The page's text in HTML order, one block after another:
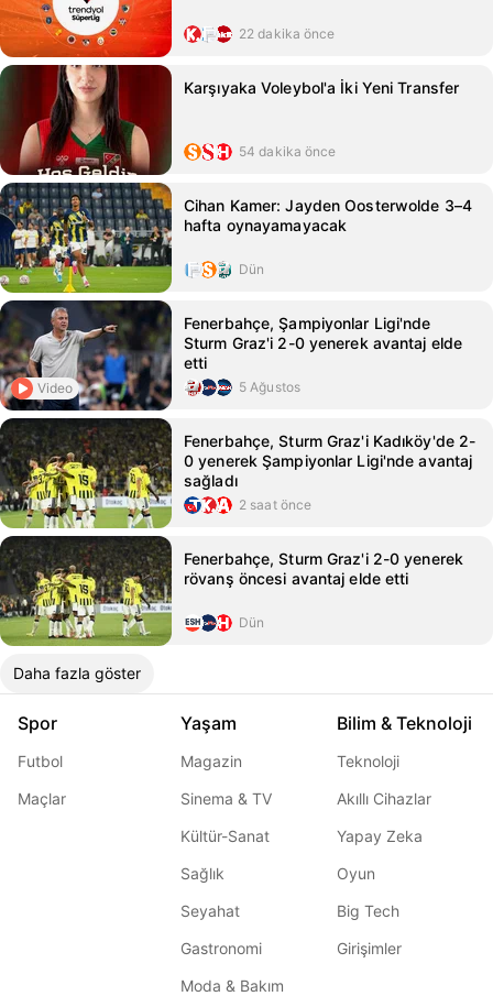
22 dakika önce
Karşıyaka Voleybol'a İki Yeni Transfer
54 dakika önce
Cihan Kamer: Jayden Oosterwolde 3–4
hafta oynayamayacak
Dün
Video
Fenerbahçe, Şampiyonlar Ligi'nde
Sturm Graz'i 2-0 yenerek avantaj elde
etti
5 Ağustos
Fenerbahçe, Sturm Graz'i Kadıköy'de 2-
0 yenerek Şampiyonlar Ligi'nde avantaj
sağladı
2 saat önce
Fenerbahçe, Sturm Graz'i 2-0 yenerek
rövanş öncesi avantaj elde etti
Dün
Daha fazla göster
Spor
Futbol
Maçlar
Yaşam
Magazin
Sinema & TV
Kültür-Sanat
Sağlık
Seyahat
Gastronomi
Moda & Bakım
Bilim & Teknoloji
Teknoloji
Akıllı Cihazlar
Yapay Zeka
Oyun
Big Tech
Girişimler